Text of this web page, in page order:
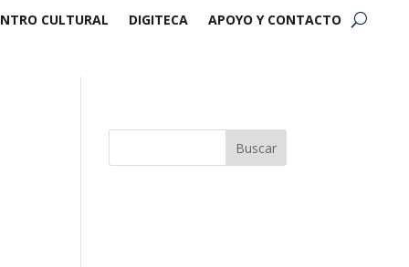
CULTURAL DIGITECA APOYO Y CONTACTO